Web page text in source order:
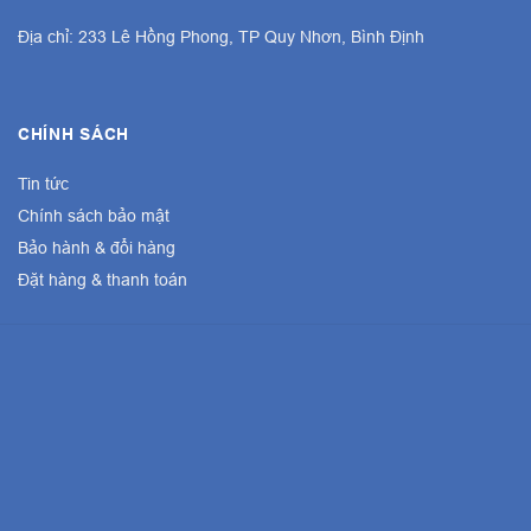
Địa chỉ: 233 Lê Hồng Phong, TP Quy Nhơn, Bình Định
CHÍNH SÁCH
Tin tức
Chính sách bảo mật
Bảo hành & đổi hàng
Đặt hàng & thanh toán